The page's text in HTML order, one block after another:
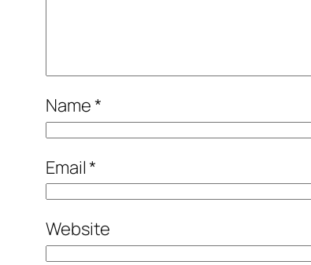
Name*
Email*
Website